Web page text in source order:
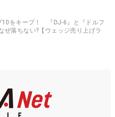
10をキープ！ 『DJ-6』と『ドルフ
ぜ落ちない?【ウェッジ売り上げラ